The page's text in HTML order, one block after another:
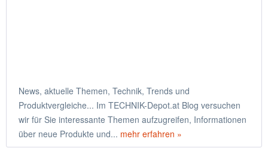
News, aktuelle Themen, Technik, Trends und
Produktvergleiche... Im TECHNIK-Depot.at Blog versuchen
wir für Sie interessante Themen aufzugreifen, Informationen
über neue Produkte und... mehr erfahren »